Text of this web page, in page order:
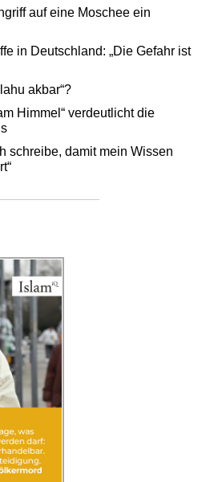
auf eine Moschee ein
in Deutschland: „Die Gefahr ist
akbar“?
Himmel“ verdeutlicht die
schreibe, damit mein Wissen